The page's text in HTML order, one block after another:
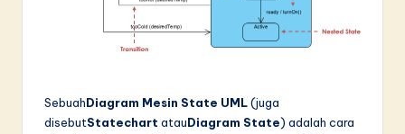
SebuahDiagram Mesin State UML(juga
disebutStatechart atauDiagram State) adalah cara